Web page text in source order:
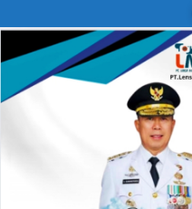
ke
konten